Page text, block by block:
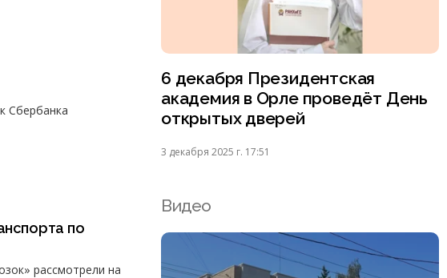
Сбербанка
по
рассмотрели на
6 декабря Президентская
академия в Орле проведёт День
открытых дверей
3 декабря 2025 г. 17:51
Видео